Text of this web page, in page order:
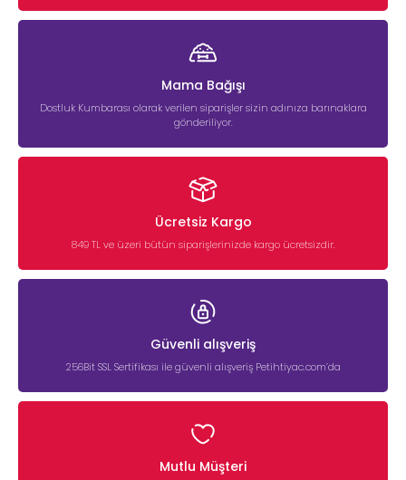
Mama Bağışı
Dostluk Kumbarası olarak verilen siparişler sizin adınıza barınaklara
gönderiliyor.
Ücretsiz Kargo
849 TL ve üzeri bütün siparişlerinizde kargo ücretsizdir.
Güvenli alışveriş
256Bit SSL Sertifikası ile güvenli alışveriş Petihtiyac.com’da
Mutlu Müşteri